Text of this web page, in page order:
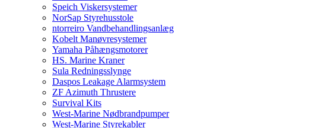
Speich Viskersystemer
NorSap Styrehusstole
ntorreiro Vandbehandlingsanlæg
Kobelt Manøvresystemer
Yamaha Påhængsmotorer
HS. Marine Kraner
Sula Redningsslynge
Daspos Leakage Alarmsystem
ZF Azimuth Thrustere
Survival Kits
West-Marine Nødbrandpumper
West-Marine Styrekabler